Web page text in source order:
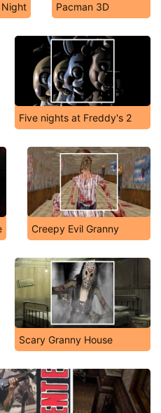
Night Pacman 3D
Five nights at Freddy's 2
Creepy Evil Granny
Scary Granny House